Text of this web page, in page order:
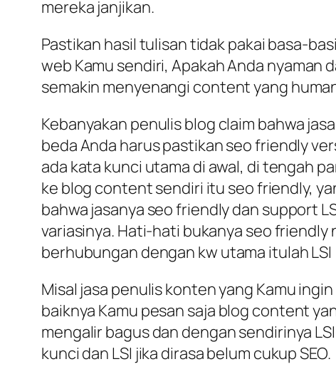
mereka janjikan.
Pastikan hasil tulisan tidak pakai basa-
web Kamu sendiri, Apakah Anda nyaman
semakin menyenangi content yang
Kebanyakan penulis blog claim bahwa
beda Anda harus pastikan seo friendly
ada kata kunci utama di awal, di tengah
ke blog content sendiri itu seo friendly,
bahwa jasanya seo friendly dan support
variasinya. Hati-hati bukanya seo
berhubungan dengan kw utama itulah
Misal jasa penulis konten yang Kamu
baiknya Kamu pesan saja blog content
mengalir bagus dan dengan sendirinya
kunci dan LSI jika dirasa belum cukup SEO.